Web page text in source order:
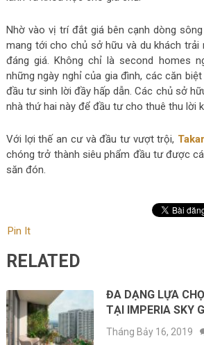
Nhờ vào vị trí đắt giá bên cạnh dòng
mang tới cho chủ sở hữu và du khách trải
đáng giá. Không chỉ là second homes
những ngày nghỉ của gia đình, các căn
đầu tư sinh lời đầy hấp dẫn. Các chủ sở
nhà thứ hai này để đầu tư cho thuê thu lời
Với lợi thế an cư và đầu tư vượt trội,
chóng trở thành siêu phẩm đầu tư được
săn đón.
Pin It
RELATED
ĐA DẠNG LỰA
TẠI IMPERIA SKY
Tháng Bảy 16, 2019